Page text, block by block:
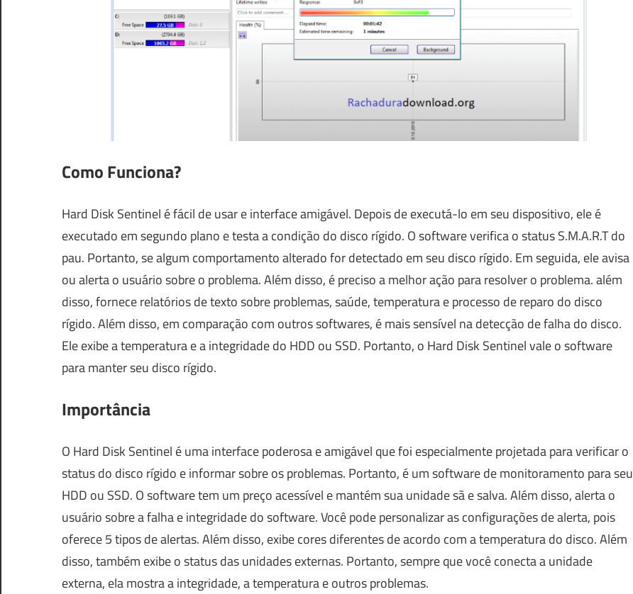
Como Funciona?
Hard Disk Sentinel é fácil de usar e interface amigável. Depois de executá-lo em seu dispositivo, ele é
executado em segundo plano e testa a condição do disco rígido. O software verifica o status S.M.A.R.T do
pau. Portanto, se algum comportamento alterado for detectado em seu disco rígido. Em seguida, ele avisa
ou alerta o usuário sobre o problema. Além disso, é preciso a melhor ação para resolver o problema. além
disso, fornece relatórios de texto sobre problemas, saúde, temperatura e processo de reparo do disco
rígido. Além disso, em comparação com outros softwares, é mais sensível na detecção de falha do disco.
Ele exibe a temperatura e a integridade do HDD ou SSD. Portanto, o Hard Disk Sentinel vale o software
para manter seu disco rígido.
Importância
O Hard Disk Sentinel é uma interface poderosa e amigável que foi especialmente projetada para verificar o
status do disco rígido e informar sobre os problemas. Portanto, é um software de monitoramento para seu
HDD ou SSD. O software tem um preço acessível e mantém sua unidade sã e salva. Além disso, alerta o
usuário sobre a falha e integridade do software. Você pode personalizar as configurações de alerta, pois
oferece 5 tipos de alertas. Além disso, exibe cores diferentes de acordo com a temperatura do disco. Além
disso, também exibe o status das unidades externas. Portanto, sempre que você conecta a unidade
externa, ela mostra a integridade, a temperatura e outros problemas.